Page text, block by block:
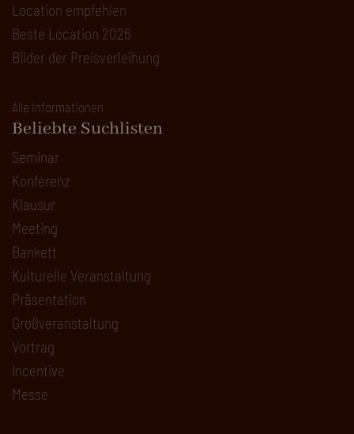
Location empfehlen
Beste Location 2026
Bilder der Preisverleihung
Alle Informationen
Beliebte Suchlisten
Seminar
Konferenz
Klausur
Meeting
Bankett
Kulturelle Veranstaltung
Präsentation
Großveranstaltung
Vortrag
Incentive
Messe